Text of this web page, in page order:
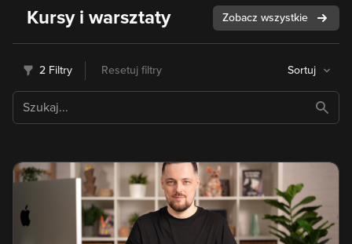
Kursy i warsztaty Zobacz wszystkie
2 Filtry Sortuj
Resetuj filtry